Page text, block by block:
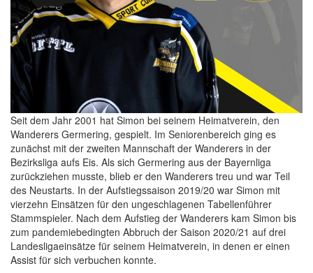
Seit dem Jahr 2001 hat Simon bei seinem Heimatverein, den
Wanderers Germering, gespielt. Im Seniorenbereich ging es
zunächst mit der zweiten Mannschaft der Wanderers in der
Bezirksliga aufs Eis. Als sich Germering aus der Bayernliga
zurückziehen musste, blieb er den Wanderers treu und war Teil
des Neustarts. In der Aufstiegssaison 2019/20 war Simon mit
vierzehn Einsätzen für den ungeschlagenen Tabellenführer
Stammspieler. Nach dem Aufstieg der Wanderers kam Simon bis
zum pandemiebedingten Abbruch der Saison 2020/21 auf drei
Landesligaeinsätze für seinem Heimatverein, in denen er einen
Assist für sich verbuchen konnte.